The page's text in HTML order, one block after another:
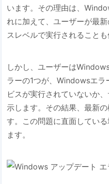
います。その理由は、
れに加えて、ユーザーが最
スレベルで実行されることも
しかし、ユーザーは
ラーの1つが、Windowsエ
ビスが実行されていないか
示します。その結果、最新
す。この問題に直面してい
ます。